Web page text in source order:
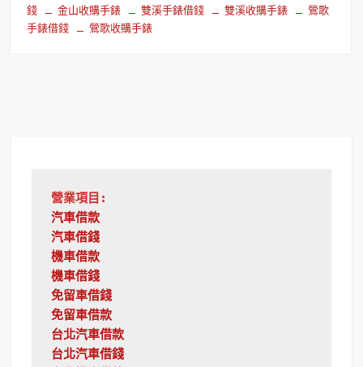
錢
金山收購手錶 雙溪手錶借錢 雙溪收購手錶
鶯歌
手錶借錢
鶯歌收購手錶
營業項目:
汽車借款
汽車借錢
機車借款
機車借錢
免留車借錢
免留車借款
台北汽車借款
台北汽車借錢